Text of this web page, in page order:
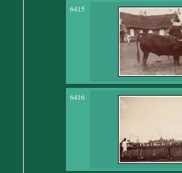
6415
6416